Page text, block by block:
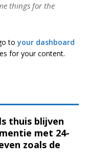
things for the
toyour dashboard
for your content.
thuis blijven
met 24-
zoals de